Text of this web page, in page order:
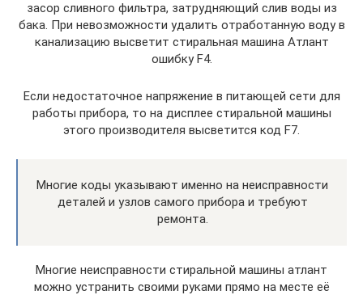
засор сливного фильтра, затрудняющий слив воды из
бака. При невозможности удалить отработанную воду в
канализацию высветит стиральная машина Атлант
ошибку F4.
Если недостаточное напряжение в питающей сети для
работы прибора, то на дисплее стиральной машины
этого производителя высветится код F7.
Многие коды указывают именно на неисправности
деталей и узлов самого прибора и требуют
ремонта.
Многие неисправности стиральной машины атлант
можно устранить своими руками прямо на месте её